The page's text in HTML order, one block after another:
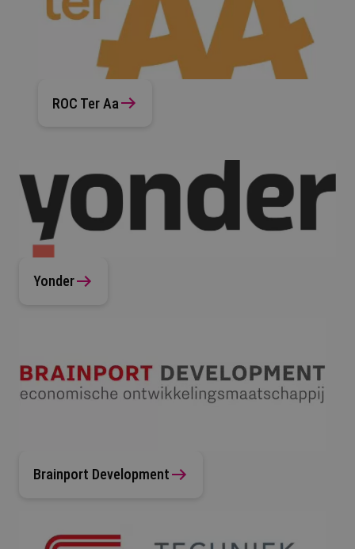
ROC Ter Aa
Yonder
Brainport Development